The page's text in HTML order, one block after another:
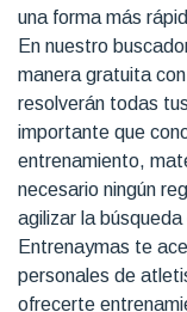
una forma más
En nuestro
manera gratuita
resolverán todas
importante que
entrenamiento,
necesario ningún
agilizar la
Entrenaymas te
personales de
ofrecerte